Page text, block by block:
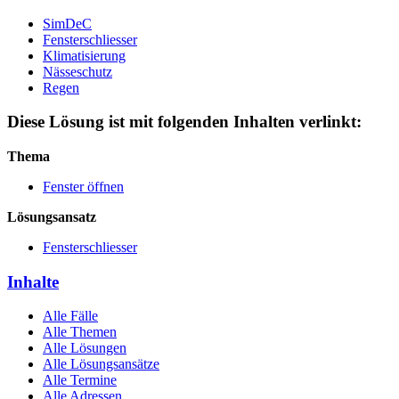
SimDeC
Fensterschliesser
Klimatisierung
Nässeschutz
Regen
Diese Lösung ist mit folgenden Inhalten verlinkt:
Thema
Fenster öffnen
Lösungsansatz
Fensterschliesser
Inhalte
Alle Fälle
Alle Themen
Alle Lösungen
Alle Lösungsansätze
Alle Termine